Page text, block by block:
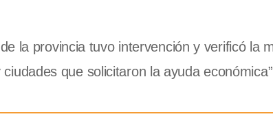
la provincia tuvo intervención y verificó la
que solicitaron la ayuda